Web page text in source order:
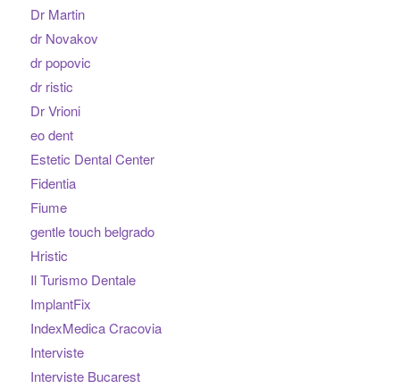
Dr Martin
dr Novakov
dr popovic
dr ristic
Dr Vrioni
eo dent
Estetic Dental Center
Fidentia
Fiume
gentle touch belgrado
Hristic
Il Turismo Dentale
ImplantFix
IndexMedica Cracovia
Interviste
Interviste Bucarest